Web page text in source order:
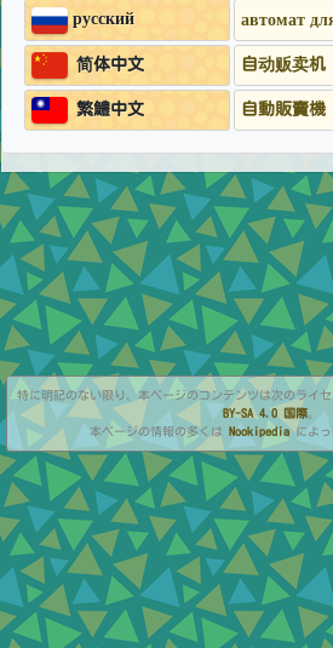
русский автомат
简体中文 自动贩卖机
繁鱧中文 自動販賣機
特に明記のない限り、本ページのコンテンツは次のライ
BY-SA 4.0 国際。
本ページの情報の多くは Nookipediaによっ